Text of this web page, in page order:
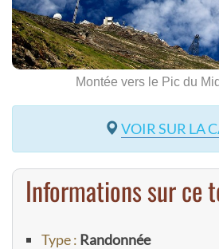
Montée vers le Pic du
VOIR SUR LA
Informations sur ce
Type : Randonnée